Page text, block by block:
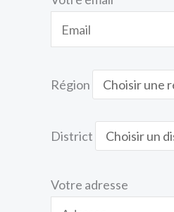
Région
District
Votre adresse